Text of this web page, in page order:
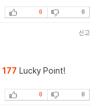
0 0
신고
177 Lucky Point!
0 0